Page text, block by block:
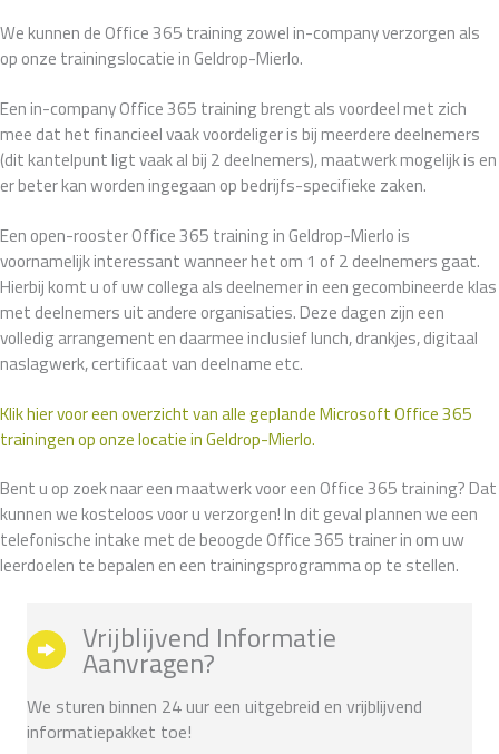
We kunnen de Office 365 training zowel in-company verzorgen als
op onze trainingslocatie in Geldrop-Mierlo.
Een in-company Office 365 training brengt als voordeel met zich
mee dat het financieel vaak voordeliger is bij meerdere deelnemers
(dit kantelpunt ligt vaak al bij 2 deelnemers), maatwerk mogelijk is en
er beter kan worden ingegaan op bedrijfs-specifieke zaken.
Een open-rooster Office 365 training in Geldrop-Mierlo is
voornamelijk interessant wanneer het om 1 of 2 deelnemers gaat.
Hierbij komt u of uw collega als deelnemer in een gecombineerde klas
met deelnemers uit andere organisaties. Deze dagen zijn een
volledig arrangement en daarmee inclusief lunch, drankjes, digitaal
naslagwerk, certificaat van deelname etc.
Klik hier voor een overzicht van alle geplande Microsoft Office 365
trainingen op onze locatie in Geldrop-Mierlo.
Bent u op zoek naar een maatwerk voor een Office 365 training? Dat
kunnen we kosteloos voor u verzorgen! In dit geval plannen we een
telefonische intake met de beoogde Office 365 trainer in om uw
leerdoelen te bepalen en een trainingsprogramma op te stellen.
Vrijblijvend Informatie
Aanvragen?
We sturen binnen 24 uur een uitgebreid en vrijblijvend
informatiepakket toe!